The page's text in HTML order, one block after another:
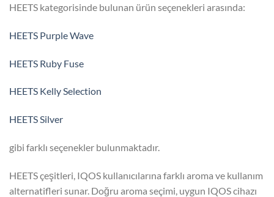
HEETS kategorisinde bulunan ürün seçenekleri arasında:
HEETS Purple Wave
HEETS Ruby Fuse
HEETS Kelly Selection
HEETS Silver
gibi farklı seçenekler bulunmaktadır.
HEETS çeşitleri, IQOS kullanıcılarına farklı aroma ve kullanım
alternatifleri sunar. Doğru aroma seçimi, uygun IQOS cihazı